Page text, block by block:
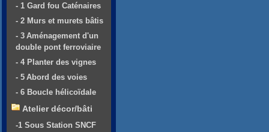
- 1 Gard fou Caténaires
- 2 Murs et murets bâtis
- 3 Aménagement d'un
double pont ferroviaire
- 4 Planter des vignes
- 5 Abord des voies
- 6 Boucle hélicoïdale
Atelier décor/bâti
-1 Sous Station SNCF